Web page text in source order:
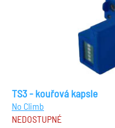
TS3 - kouřová kapsle
No Climb
NEDOSTUPNÉ